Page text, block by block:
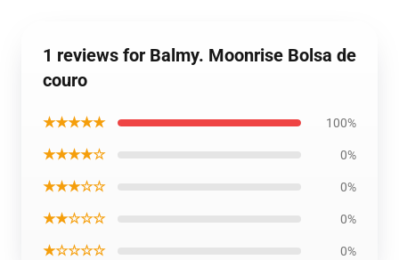
1 reviews for Balmy. Moonrise Bolsa de
couro
★★★★★ 100%
★★★★☆ 0%
★★★☆☆ 0%
★★☆☆☆ 0%
★☆☆☆☆ 0%